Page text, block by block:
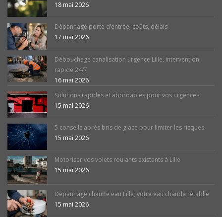
18 mai 2026
Dépannage porte d’entrée, coûts, délais
17 mai 2026
Débouchage canalisation urgence Lille, intervention
rapide 24/7
16 mai 2026
Solutions rapides et abordables pour vos urgences
15 mai 2026
5 conseils après bris de glace pour limiter les risques
15 mai 2026
Motoriser vos volets roulants existants à Lille
15 mai 2026
Dépannage chauffe eau Lille, votre eau chaude rétablie
15 mai 2026